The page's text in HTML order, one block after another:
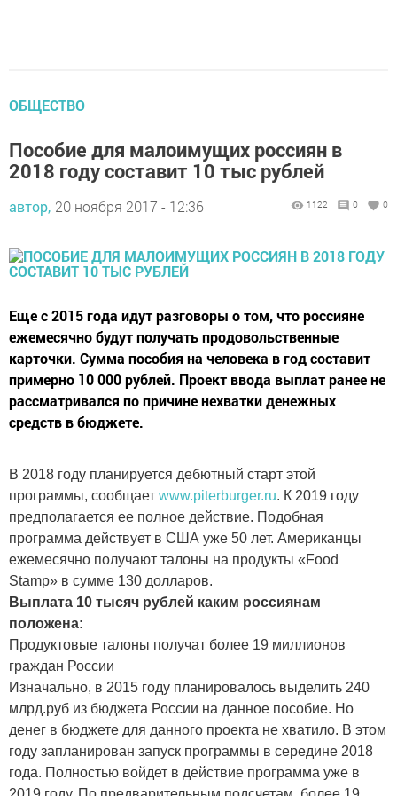
ОБЩЕСТВО
Пособие для малоимущих россиян в
2018 году составит 10 тыс рублей
автор, 20 ноября 2017 - 12:36 1122 0 0
Еще с 2015 года идут разговоры о том, что россияне
ежемесячно будут получать продовольственные
карточки. Сумма пособия на человека в год составит
примерно 10 000 рублей. Проект ввода выплат ранее не
рассматривался по причине нехватки денежных
средств в бюджете.
В 2018 году планируется дебютный старт этой
программы, сообщает www.piterburger.ru. К 2019 году
предполагается ее полное действие. Подобная
программа действует в США уже 50 лет. Американцы
ежемесячно получают талоны на продукты «Food
Stamp» в сумме 130 долларов.
Выплата 10 тысяч рублей каким россиянам
положена:
Продуктовые талоны получат более 19 миллионов
граждан России
Изначально, в 2015 году планировалось выделить 240
млрд.руб из бюджета России на данное пособие. Но
денег в бюджете для данного проекта не хватило. В этом
году запланирован запуск программы в середине 2018
года. Полностью войдет в действие программа уже в